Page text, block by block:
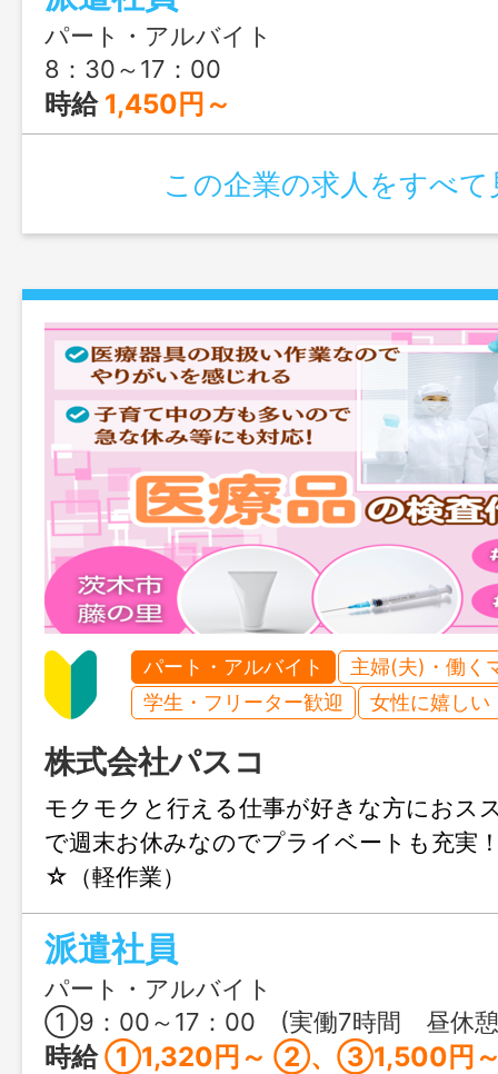
パート・アルバイト
8：30～17：00
時給 1,450円～
この企業の求人をすべて
パート・アルバイト
主婦(夫)・働く
学生・フリーター歓迎
女性に嬉しい
株式会社パスコ
モクモクと行える仕事が好きな方におス
で週末お休みなのでプライベートも充実
☆（軽作業）
派遣社員
パート・アルバイト
①9：00～17：00 (実働7時間 昼休憩60分） ②16：00～22：00 (実働5時間 昼休憩60分） ③22：00～7：00 (実働8時間 昼休
時給①1,320円～ ②、③1,500円